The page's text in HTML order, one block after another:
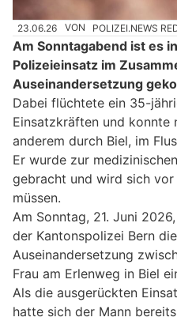
23.06.26 VON POLIZEI.NEWS
Am Sonntagabend ist es
Polizeieinsatz im
Auseinandersetzung
Dabei flüchtete ein 35-
Einsatzkräften und konnte
anderem durch Biel, im
Er wurde zur
gebracht und wird sich
müssen.
Am Sonntag, 21. Juni
der Kantonspolizei Bern
Auseinandersetzung
Frau am Erlenweg in Biel
Als die ausgerückten
hatte sich der Mann